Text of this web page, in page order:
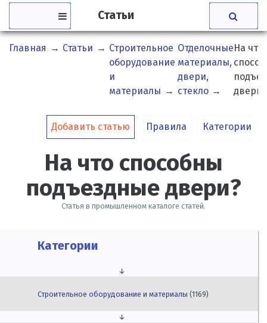
Статьи
Главная → Статьи → Строительное
оборудование
и
материалы →
Отделочные
материалы,
двери,
стекло →
На что
двери?
Добавить статью Правила Категории
На что способны
подъездные двери?
Статья в промышленном каталоге статей.
Категории
↓
Строительное оборудование и материалы(1169)
↓